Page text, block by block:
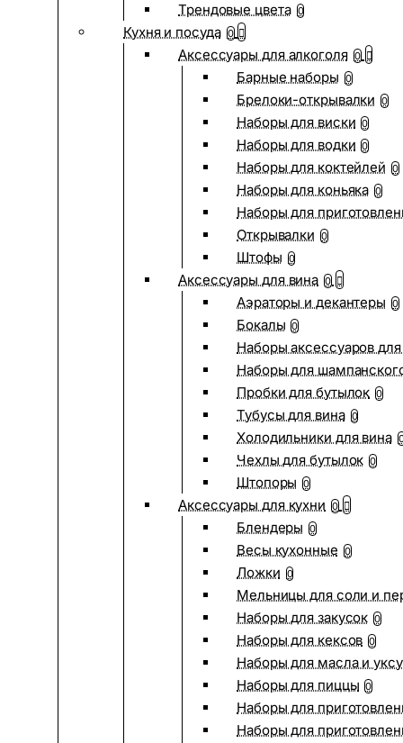
Трендовые цвета 0
Кухня и посуда 0
Аксессуары для алкоголя 0
Барные наборы 0
Брелоки-открывалки 0
Наборы для виски 0
Наборы для водки 0
Наборы для коктейлей 0
Наборы для коньяка 0
Наборы для
Открывалки 0
Штофы 0
Аксессуары для вина 0
Аэраторы и декантеры 0
Бокалы 0
Наборы аксессуаров
Наборы для
Пробки для бутылок 0
Тубусы для вина 0
Холодильники для вина
Чехлы для бутылок 0
Штопоры 0
Аксессуары для кухни 0
Блендеры 0
Весы кухонные 0
Ложки 0
Мельницы для соли и
Наборы для закусок 0
Наборы для кексов 0
Наборы для масла и
Наборы для пиццы 0
Наборы для
Наборы для